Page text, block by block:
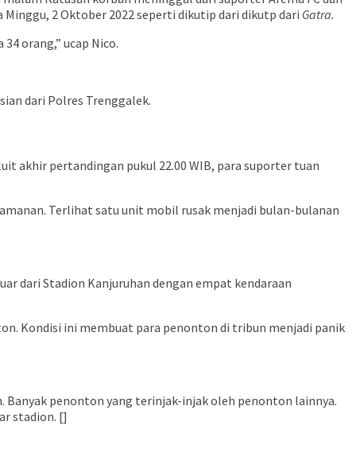
2 Oktober 2022 seperti dikutip dari dikutp dari Gatra.
orang,” ucap Nico.
dari Polres Trenggalek.
akhir pertandingan pukul 22.00 WIB, para suporter tuan
Terlihat satu unit mobil rusak menjadi bulan-bulanan
dari Stadion Kanjuruhan dengan empat kendaraan
Kondisi ini membuat para penonton di tribun menjadi panik
Banyak penonton yang terinjak-injak oleh penonton lainnya.
stadion. []